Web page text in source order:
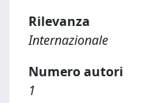
Rilevanza
Internazionale
Numero autori
1